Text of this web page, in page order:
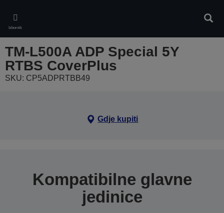
main
content
Izbornik
TM-L500A ADP Special 5Y
RTBS CoverPlus
SKU: CP5ADPRTBB49
Gdje kupiti
Kompatibilne glavne
jedinice